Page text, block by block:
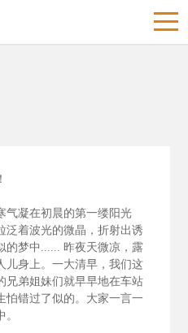
气凝在初晨的第一缕阳光
泛着波光的微晶，折射出诱
的梦中...... 昨夜天微凉，露
儿身上。一大清早，我们这
兄弟姐妹们就早早地在车站
怕错过了似的。大家一言一